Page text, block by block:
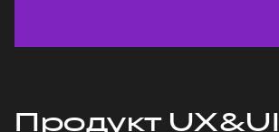
Продукт UX&UI